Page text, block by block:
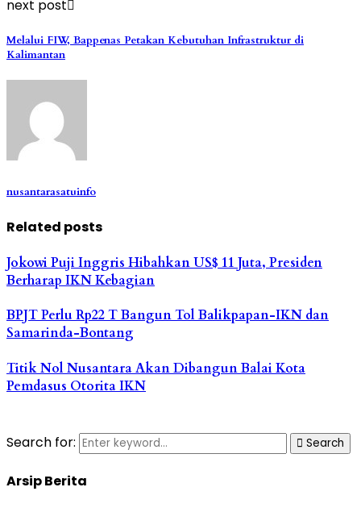
next post
Melalui FIW, Bappenas Petakan Kebutuhan Infrastruktur di
Kalimantan
nusantarasatuinfo
Related posts
Jokowi Puji Inggris Hibahkan US$ 11 Juta, Presiden
Berharap IKN Kebagian
BPJT Perlu Rp22 T Bangun Tol Balikpapan-IKN dan
Samarinda-Bontang
Titik Nol Nusantara Akan Dibangun Balai Kota
Pemdasus Otorita IKN
Search for: Search
Arsip Berita